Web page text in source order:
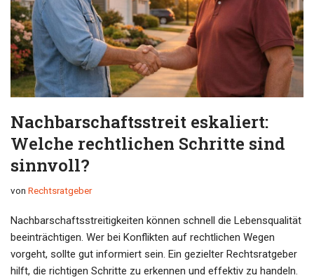
Nachbarschaftsstreit eskaliert:
Welche rechtlichen Schritte sind
sinnvoll?
von Rechtsratgeber
Nachbarschaftsstreitigkeiten können schnell die Lebensqualität
beeinträchtigen. Wer bei Konflikten auf rechtlichen Wegen
vorgeht, sollte gut informiert sein. Ein gezielter Rechtsratgeber
hilft, die richtigen Schritte zu erkennen und effektiv zu handeln.